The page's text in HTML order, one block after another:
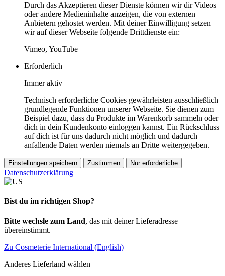
Durch das Akzeptieren dieser Dienste können wir dir Videos
oder andere Medieninhalte anzeigen, die von externen
Anbietern gehostet werden. Mit deiner Einwilligung setzen
wir auf dieser Webseite folgende Drittdienste ein:
Vimeo, YouTube
Erforderlich
Immer aktiv
Technisch erforderliche Cookies gewährleisten ausschließlich
grundlegende Funktionen unserer Webseite. Sie dienen zum
Beispiel dazu, dass du Produkte im Warenkorb sammeln oder
dich in dein Kundenkonto einloggen kannst. Ein Rückschluss
auf dich ist für uns dadurch nicht möglich und dadurch
anfallende Daten werden niemals an Dritte weitergegeben.
Einstellungen speichern Zustimmen Nur erforderliche
Datenschutzerklärung
Bist du im richtigen Shop?
Bitte wechsle zum Land, das mit deiner Lieferadresse
übereinstimmt.
Zu Cosmeterie International (English)
Anderes Lieferland wählen